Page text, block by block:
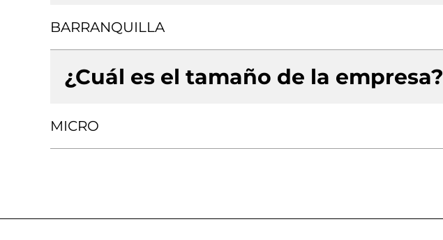
BARRANQUILLA
¿Cuál es el tamaño de la empresa?
MICRO